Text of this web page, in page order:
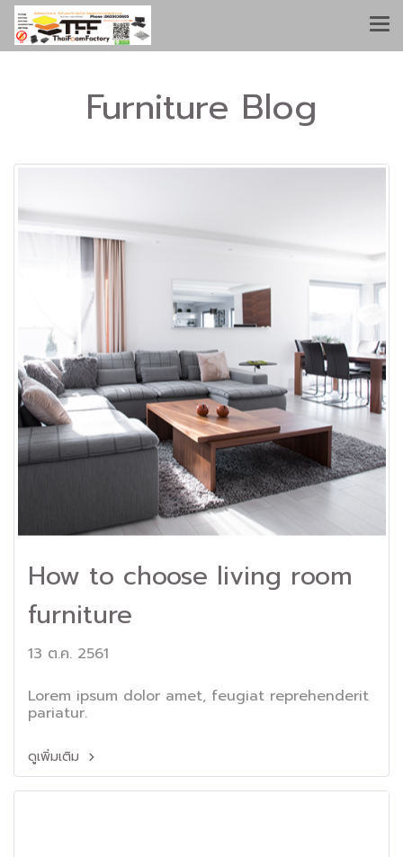
Furniture Blog
How to choose living room
furniture
13 ต.ค. 2561
Lorem ipsum dolor amet, feugiat reprehenderit
pariatur.
ดูเพิ่มเติม